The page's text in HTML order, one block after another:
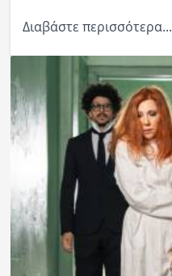
Διαβάστε περισσότερα...